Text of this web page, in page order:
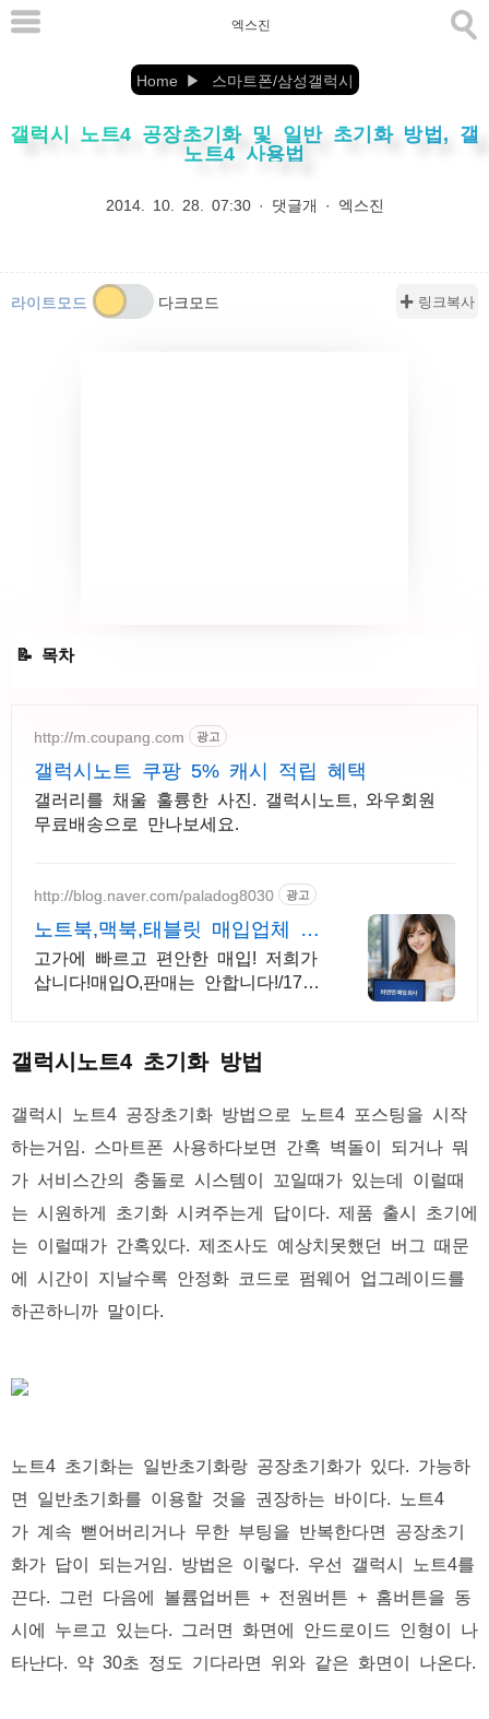
본
바
엑스진
Home 스마트폰/삼성갤럭시
갤럭시 노트4 공장초기화 및 일반 초기화 방법, 갤
노트4 사용법
2014. 10. 28. 07:30· 댓글개 · 엑스진
✚ 링크복사
http://m.coupang.com
광고
갤럭시노트 쿠팡 5% 캐시 적립 혜택
갤러리를 채울 훌륭한 사진. 갤럭시노트, 와우회원
무료배송으로 만나보세요.
http://blog.naver.com/paladog8030 광고
노트북,맥북,태블릿 매입업체 저
희가 삽니다! 매입O판매X
고가에 빠르고 편안한 매입! 저희가
삽니다!매입O,판매는 안합니다!/17년
/2015년식이후
갤럭시노트4 초기화 방법
갤럭시 노트4 공장초기화 방법으로 노트4 포스팅을 시작
하는거임. 스마트폰 사용하다보면 간혹 벽돌이 되거나 뭐
가 서비스간의 충돌로 시스템이 꼬일때가 있는데 이럴때
는 시원하게 초기화 시켜주는게 답이다. 제품 출시 초기에
는 이럴때가 간혹있다. 제조사도 예상치못했던 버그 때문
에 시간이 지날수록 안정화 코드로 펌웨어 업그레이드를
하곤하니까 말이다.
노트4 초기화는 일반초기화랑 공장초기화가 있다. 가능하
면 일반초기화를 이용할 것을 권장하는 바이다. 노트4
가 계속 뻗어버리거나 무한 부팅을 반복한다면 공장초기
화가 답이 되는거임. 방법은 이렇다. 우선 갤럭시 노트4를
끈다. 그런 다음에 볼륨업버튼 + 전원버튼 + 홈버튼을 동
시에 누르고 있는다. 그러면 화면에 안드로이드 인형이 나
타난다. 약 30초 정도 기다라면 위와 같은 화면이 나온다.